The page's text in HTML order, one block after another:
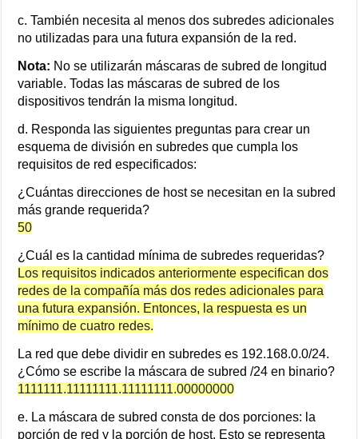
c. También necesita al menos dos subredes adicionales
no utilizadas para una futura expansión de la red.
Nota: No se utilizarán máscaras de subred de longitud
variable. Todas las máscaras de subred de los
dispositivos tendrán la misma longitud.
d. Responda las siguientes preguntas para crear un
esquema de división en subredes que cumpla los
requisitos de red especificados:
¿Cuántas direcciones de host se necesitan en la subred
más grande requerida?
50
¿Cuál es la cantidad mínima de subredes requeridas?
Los requisitos indicados anteriormente especifican dos
redes de la compañía más dos redes adicionales para
una futura expansión. Entonces, la respuesta es un
mínimo de cuatro redes.
La red que debe dividir en subredes es 192.168.0.0/24.
¿Cómo se escribe la máscara de subred /24 en binario?
1111111.11111111.11111111.00000000
e. La máscara de subred consta de dos porciones: la
porción de red y la porción de host. Esto se representa